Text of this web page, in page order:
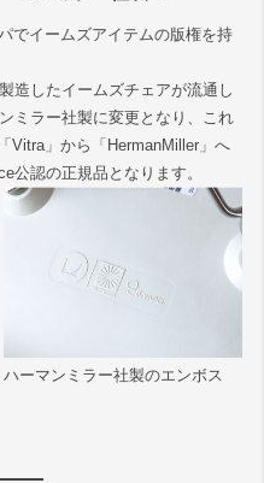
でイームズアイテムの版権を持
造したイームズチェアが流通し
ミラー社製に変更となり、これ
Vitra」から「HermanMiller」へ
公認の正規品となります。
ハーマンミラー社製のエンボス